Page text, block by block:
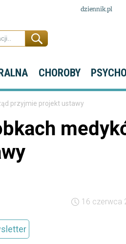
dziennik.pl
CHOROBY
przyjmie projekt ustawy
16 czerwca